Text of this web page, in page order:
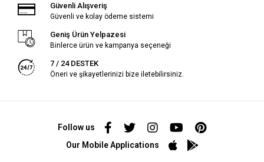
Güvenli Alışveriş
Güvenli ve kolay ödeme sistemi
Geniş Ürün Yelpazesi
Binlerce ürün ve kampanya seçeneği
7 / 24 DESTEK
Öneri ve şikayetlerinizi bize iletebilirsiniz.
Follow us
Our Mobile Applications